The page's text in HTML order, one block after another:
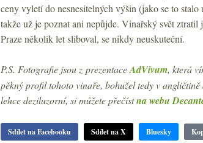
ceny vyletí do nesnesitelných výšin (jako se to
takže už je poznat ani nepůjde. Vinařský svět
Praze několik let sliboval, se nikdy neuskuteční.
P.S. Fotografie jsou z prezentaceAdVivum, která
pěkný profil tohoto vinaře, bohužel tedy v
lehce deziluzorní, si můžete přečístna webu
Sdílet na Facebooku Sdílet na X Bluesky